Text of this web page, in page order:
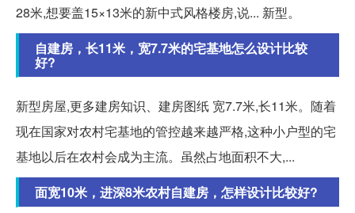
28米,想要盖15×13米的新中式风格楼房,说... 新型。
自建房，长11米，宽7.7米的宅基地怎么设计比较
好?
新型房屋,更多建房知识、建房图纸 宽7.7米,长11米。随着
现在国家对农村宅基地的管控越来越严格,这种小户型的宅
基地以后在农村会成为主流。虽然占地面积不大,...
面宽10米，进深8米农村自建房，怎样设计比较好?